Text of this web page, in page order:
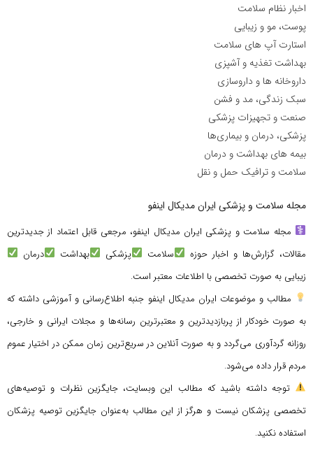
اخبار نظام سلامت
پوست، مو و زیبایی
استارت آپ های سلامت
بهداشت تغذیه و آشپزی
داروخانه ها و داروسازی
سبک زندگی، مد و فشن
صنعت و تجهیزات پزشکی
پزشکی، درمان و بیماری‌ها
بیمه های بهداشت و درمان
سلامت و ترافیک حمل و نقل
مجله سلامت و پزشکی ایران مدیکال اینفو
مجله سلامت و پزشکی ایران مدیکال اینفو، مرجعی قابل اعتماد از جدیدترین
مقالات، گزارش‌ها و اخبار حوزه
سلامت پزشکی بهداشت
درمان
زیبایی به صورت تخصصی با اطلاعات معتبر است.
مطالب و موضوعات ایران مدیکال اینفو جنبه اطلاع‌رسانی و آموزشی داشته که
به صورت خودکار از پربازدیدترین و معتبرترین رسانه‌ها و مجلات ایرانی و خارجی،
روزانه گردآوری می‌گردد و به صورت آنلاین در سریع‌ترین زمان ممکن در اختیار عموم
مردم قرار داده می‌شود.
توجه داشته باشید که مطالب این وبسایت، جایگزین نظرات و توصیه‌های
تخصصی پزشکان نیست و هرگز از این مطالب به‌عنوان جایگزین توصیه پزشکان
استفاده نکنید.